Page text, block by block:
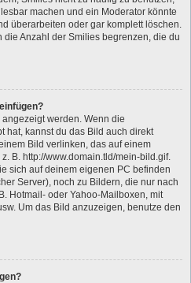
machen und ein Moderator könnte
überarbeiten oder gar komplett löschen.
Anzahl der Smilies begrenzen, die du
werden. Wenn die
hat, kannst du das Bild auch direkt
Bild verlinken, das auf einem
B. http://www.domain.tld/mein-bild.gif.
sich auf deinem eigenen PC befinden
Server), noch zu Bildern, die nur nach
Hotmail- oder Yahoo-Mailboxen, mit
Um das Bild anzuzeigen, benutze den